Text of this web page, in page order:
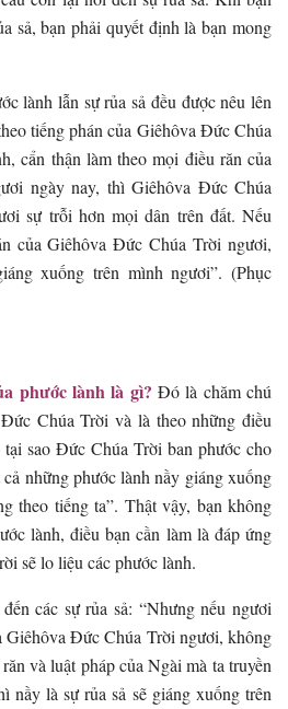
sả, bạn phải quyết định là bạn mong
lành lẫn sự rủa sả đều được nêu lên
tiếng phán của Giêhôva Đức Chúa
cẩn thận làm theo mọi điều răn của
ngày nay, thì Giêhôva Đức Chúa
sự trỗi hơn mọi dân trên đất. Nếu
của Giêhôva Đức Chúa Trời ngươi,
xuống trên mình ngươi”. (Phục
phước lành là gì? Đó là chăm chú
Chúa Trời và là theo những điều
sao Đức Chúa Trời ban phước cho
những phước lành nầy giáng xuống
theo tiếng ta”. Thật vậy, bạn không
lành, điều bạn cần làm là đáp ứng
sẽ lo liệu các phước lành.
các sự rủa sả: “Nhưng nếu ngươi
Giêhôva Đức Chúa Trời ngươi, không
và luật pháp của Ngài mà ta truyền
nầy là sự rủa sả sẽ giáng xuống trên